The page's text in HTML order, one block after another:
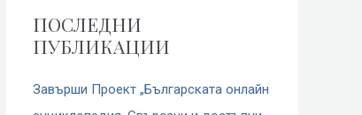
ПОСЛЕДНИ
ПУБЛИКАЦИИ
Завърши Проект „Българската онлайн